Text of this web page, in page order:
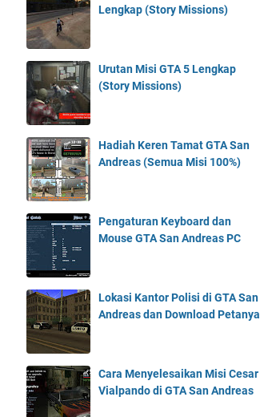
Lengkap (Story Missions)
Urutan Misi GTA 5 Lengkap
(Story Missions)
Hadiah Keren Tamat GTA San
Andreas (Semua Misi 100%)
Pengaturan Keyboard dan
Mouse GTA San Andreas PC
Lokasi Kantor Polisi di GTA San
Andreas dan Download Petanya
Cara Menyelesaikan Misi Cesar
Vialpando di GTA San Andreas